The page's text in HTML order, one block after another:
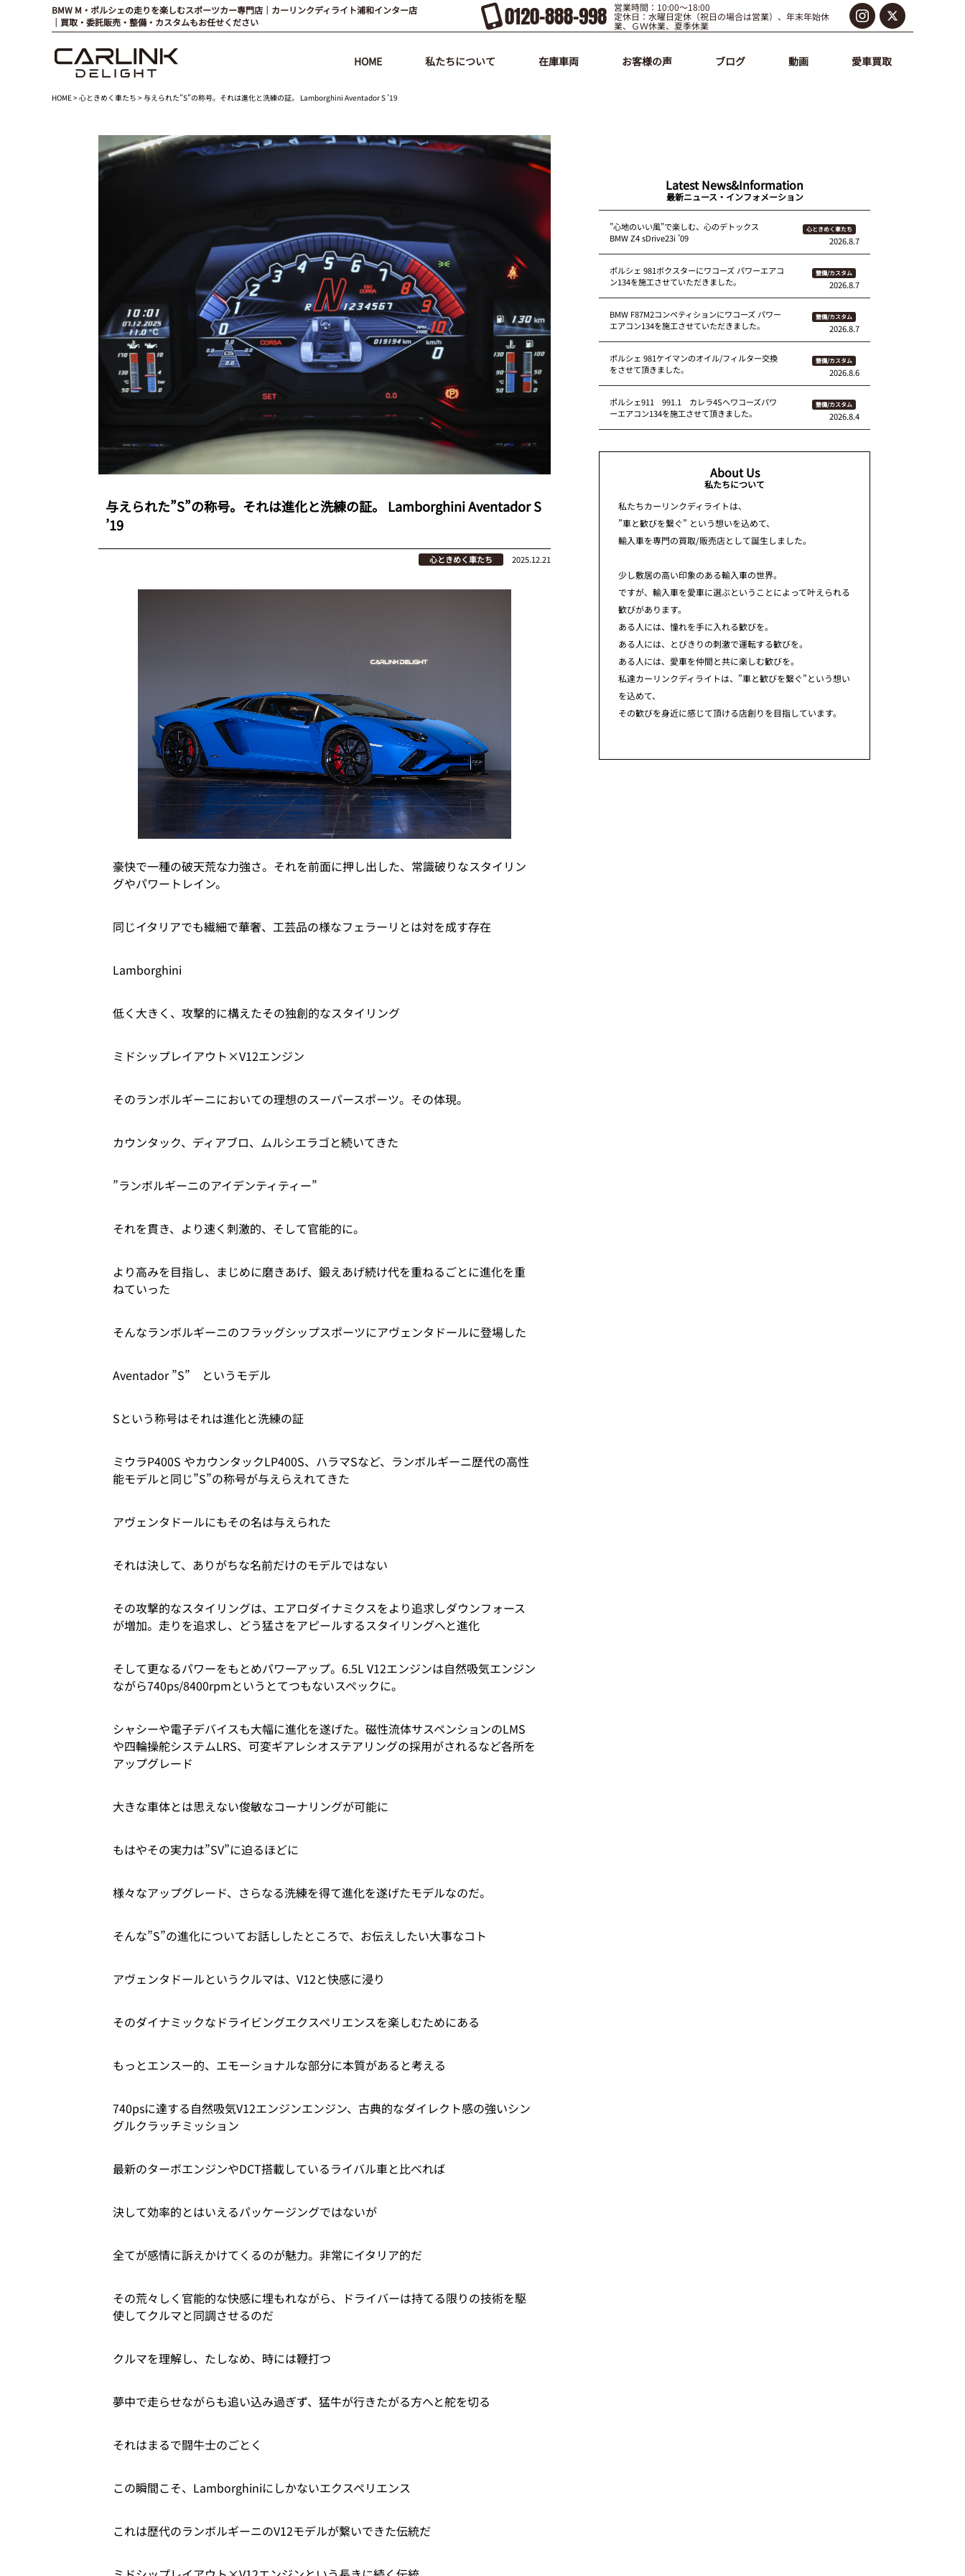
BMW M・ポルシェの走りを楽しむスポーツカー専門店｜カーリンクディライト浦和インター店
｜買取・委託販売・整備・カスタムもお任せください
0120-888-998 営業時間：10:00～18:00
定休日：水曜日定休（祝日の場合は営業）、年末年始休
業、ＧＷ休業、夏季休業
HOME 私たちについて 在庫車両 お客様の声 ブログ 動画 愛車買取
HOME>心ときめく車たち > 与えられた”S”の称号。それは進化と洗練の証。 Lamborghini Aventador S ’19
与えられた”S”の称号。それは進化と洗練の証。 Lamborghini Aventador S
’19
心ときめく車たち 2025.12.21
豪快で一種の破天荒な力強さ。それを前面に押し出した、常識破りなスタイリン
グやパワートレイン。
同じイタリアでも繊細で華奢、工芸品の様なフェラーリとは対を成す存在
Lamborghini
低く大きく、攻撃的に構えたその独創的なスタイリング
ミドシップレイアウト×V12エンジン
そのランボルギーニにおいての理想のスーパースポーツ。その体現。
カウンタック、ディアブロ、ムルシエラゴと続いてきた
”ランボルギーニのアイデンティティー”
それを貫き、より速く刺激的、そして官能的に。
より高みを目指し、まじめに磨きあげ、鍛えあげ続け代を重ねるごとに進化を重
ねていった
そんなランボルギーニのフラッグシップスポーツにアヴェンタドールに登場した
Aventador ”S” というモデル
Sという称号はそれは進化と洗練の証
ミウラP400S やカウンタックLP400S、ハラマSなど、ランボルギーニ歴代の高性
能モデルと同じ”S”の称号が与えらえれてきた
アヴェンタドールにもその名は与えられた
それは決して、ありがちな名前だけのモデルではない
その攻撃的なスタイリングは、エアロダイナミクスをより追求しダウンフォース
が増加。走りを追求し、どう猛さをアピールするスタイリングへと進化
そして更なるパワーをもとめパワーアップ。6.5L V12エンジンは自然吸気エンジン
ながら740ps/8400rpmというとてつもないスペックに。
シャシーや電子デバイスも大幅に進化を遂げた。磁性流体サスペンションのLMS
や四輪操舵システムLRS、可変ギアレシオステアリングの採用がされるなど各所を
アップグレード
大きな車体とは思えない俊敏なコーナリングが可能に
もはやその実力は”SV”に迫るほどに
様々なアップグレード、さらなる洗練を得て進化を遂げたモデルなのだ。
そんな”S”の進化についてお話ししたところで、お伝えしたい大事なコト
アヴェンタドールというクルマは、V12と快感に浸り
そのダイナミックなドライビングエクスペリエンスを楽しむためにある
もっとエンスー的、エモーショナルな部分に本質があると考える
740psに達する自然吸気V12エンジンエンジン、古典的なダイレクト感の強いシン
グルクラッチミッション
最新のターボエンジンやDCT搭載しているライバル車と比べれば
決して効率的とはいえるパッケージングではないが
全てが感情に訴えかけてくるのが魅力。非常にイタリア的だ
その荒々しく官能的な快感に埋もれながら、ドライバーは持てる限りの技術を駆
使してクルマと同調させるのだ
クルマを理解し、たしなめ、時には鞭打つ
夢中で走らせながらも追い込み過ぎず、猛牛が行きたがる方へと舵を切る
それはまるで闘牛士のごとく
この瞬間こそ、Lamborghiniにしかないエクスペリエンス
これは歴代のランボルギーニのV12モデルが繋いできた伝統だ
Latest News&Information
最新ニュース・インフォメーション
”心地のいい風”で楽しむ、心のデトックス
BMW Z4 sDrive23i ’09
心ときめく車たち
2026.8.7
ポルシェ 981ボクスターにワコーズ パワーエアコ
ン134を施工させていただきました。
整備/カスタム
2026.8.7
BMW F87M2コンペティションにワコーズ パワー
エアコン134を施工させていただきました。
整備/カスタム
2026.8.7
ポルシェ 981ケイマンのオイル/フィルター交換
をさせて頂きました。
整備/カスタム
2026.8.6
ポルシェ911 991.1 カレラ4Sへワコーズパワ
ーエアコン134を施工させて頂きました。
整備/カスタム
2026.8.4
About Us
私たちについて
私たちカーリンクディライトは、
”車と歓びを繋ぐ” という想いを込めて、
輸入車を専門の買取/販売店として誕生しました。
少し敷居の高い印象のある輸入車の世界。
ですが、輸入車を愛車に選ぶということによって叶えられる
歓びがあります。
ある人には、憧れを手に入れる歓びを。
ある人には、とびきりの刺激で運転する歓びを。
ある人には、愛車を仲間と共に楽しむ歓びを。
私達カーリンクディライトは、”車と歓びを繋ぐ”という想い
を込めて、
その歓びを身近に感じて頂ける店創りを目指しています。